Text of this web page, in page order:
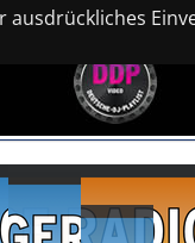
ausdrückliches